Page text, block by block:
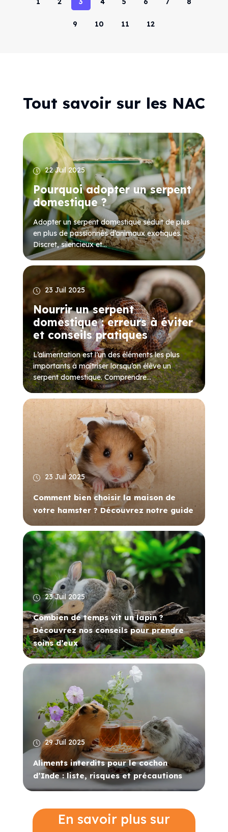
9 10 11 12
Tout savoir sur les NAC
22 Juil 2025
Pourquoi adopter un serpent
domestique ?
Adopter un serpent domestique séduit de plus
en plus de passionnés d’animaux exotiques.
Discret, silencieux et...
23 Juil 2025
Nourrir un serpent
domestique : erreurs à éviter
et conseils pratiques
L’alimentation est l’un des éléments les plus
importants à maîtriser lorsqu’on élève un
serpent domestique. Comprendre...
23 Juil 2025
Comment bien choisir la maison de
votre hamster ? Découvrez notre guide
23 Juil 2025
Combien de temps vit un lapin ?
Découvrez nos conseils pour prendre
soins d’eux
29 Juil 2025
Aliments interdits pour le cochon
d’Inde : liste, risques et précautions
En savoir plus sur